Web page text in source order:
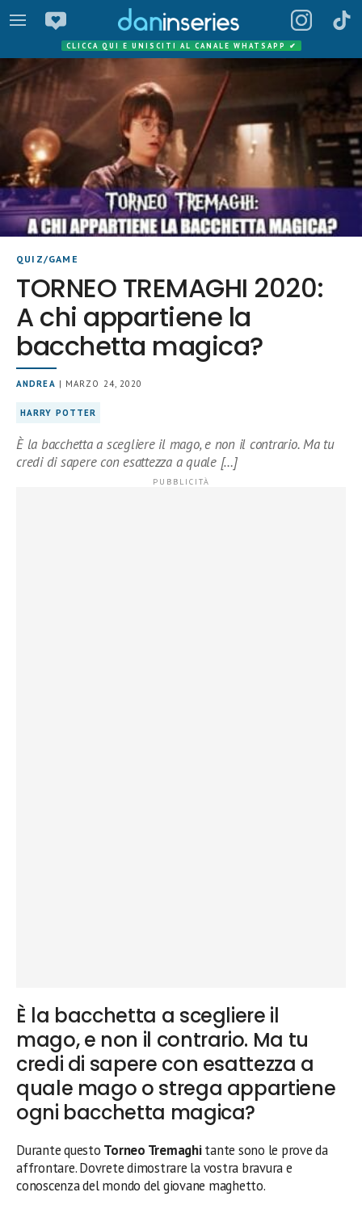
CLICCA QUI E UNISCITI AL CANALE WHATSAPP ✔
QUIZ/GAME
TORNEO TREMAGHI 2020:
A chi appartiene la
bacchetta magica?
ANDREA | MARZO 24, 2020
HARRY POTTER
È la bacchetta a scegliere il mago, e non il contrario. Ma tu
credi di sapere con esattezza a quale […]
È la bacchetta a scegliere il
mago, e non il contrario. Ma tu
credi di sapere con esattezza a
quale mago o strega appartiene
ogni bacchetta magica?
Durante questo Torneo Tremaghitante sono le prove da
affrontare. Dovrete dimostrare la vostra bravura e
conoscenza del mondo del giovane maghetto.